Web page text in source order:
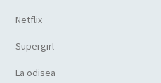
Netflix
Supergirl
La odisea